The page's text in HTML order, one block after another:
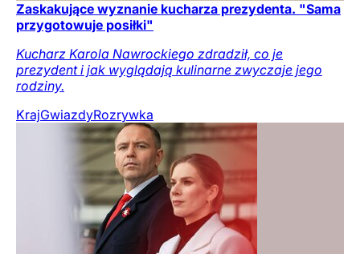
Zaskakujące wyznanie kucharza prezydenta. "Sama
przygotowuje posiłki"
Kucharz Karola Nawrockiego zdradził, co je
prezydent i jak wyglądają kulinarne zwyczaje jego
rodziny.
KrajGwiazdyRozrywka